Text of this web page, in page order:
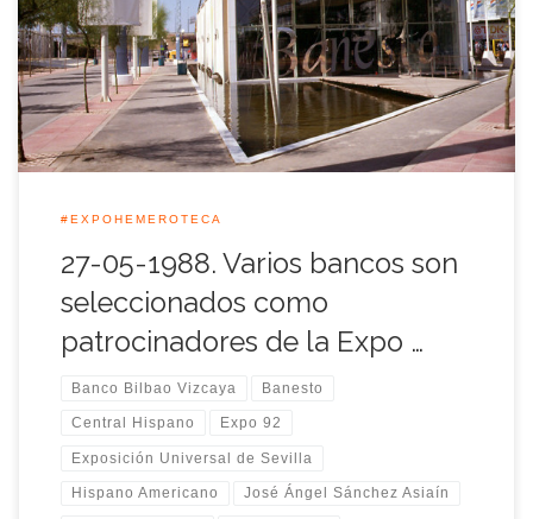
últimos conjuntamente) fueron seleccionadas por la Expo’92
como patrocinadores de la muestra universal el 27 de Mayo
de 1988. El comisario general, Manuel Olivencia, transmitió la
decisión a los presidentes de […]
#EXPOHEMEROTECA
27-05-1988. Varios bancos son
seleccionados como
patrocinadores de la Expo …
Banco Bilbao Vizcaya Banesto
Central Hispano Expo 92
Exposición Universal de Sevilla
Hispano Americano José Ángel Sánchez Asiaín